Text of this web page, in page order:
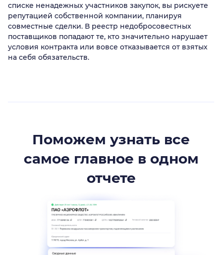
списке ненадежных участников закупок, вы рискуете
репутацией собственной компании, планируя
совместные сделки. В реестр недобросовестных
поставщиков попадают те, кто значительно нарушает
условия контракта или вовсе отказывается от взятых
на себя обязательств.
Поможем узнать все
самое главное в одном
отчете